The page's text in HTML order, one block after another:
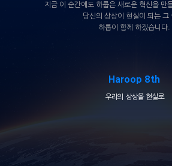
지금 이 순간에도 하룹은 새로운 혁신을 만
당신의 상상이 현실이 되는 그
하룹이 함께 하겠습니다.
Haroop 8th
우리의 상상을 현실로